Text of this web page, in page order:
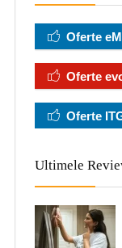
Oferte
Oferte
Oferte
Ultimele